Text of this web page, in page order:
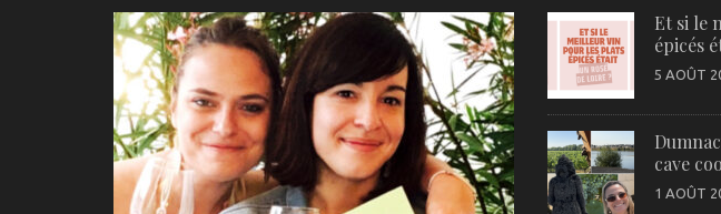
Et si le
épicés
5 AOÛT
cave
1 AOÛT